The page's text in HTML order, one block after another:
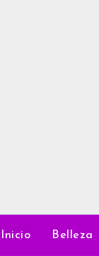
Inicio Belleza